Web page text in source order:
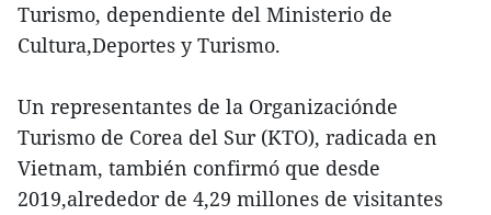
Turismo, dependiente del Ministerio de
Cultura,Deportes y Turismo.
Un representantes de la Organizaciónde
Turismo de Corea del Sur (KTO), radicada en
Vietnam, también confirmó que desde
2019,alrededor de 4,29 millones de visitantes